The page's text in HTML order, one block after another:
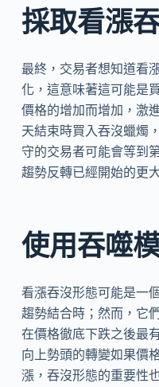
採取看漲
最終，交易者想知道看
化，這意味著這可能是
價格的增加而增加，激
天結束時買入吞沒蠟燭
守的交易者可能會等到
趨勢反轉已經開始的更
使用吞噬
看漲吞沒形態可能是一
趨勢結合時；然而，它
在價格徹底下跌之後最
向上勢頭的轉變如果價
漲，吞沒形態的重要性